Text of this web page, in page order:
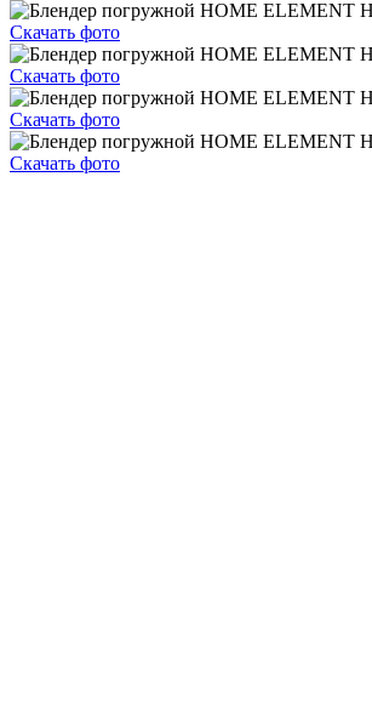
Скачать фото
Скачать фото
Скачать фото
Скачать фото